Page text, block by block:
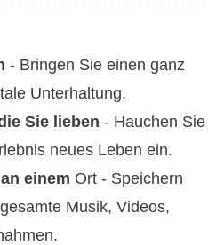
- Bringen Sie einen ganz
Unterhaltung.
Sie lieben - Hauchen Sie
neues Leben ein.
einem Ort - Speichern
Musik, Videos,